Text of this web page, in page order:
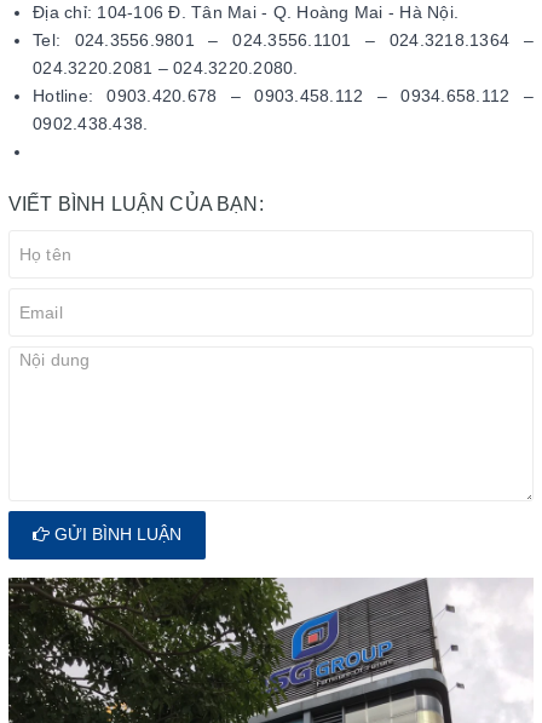
Địa chỉ: 104-106 Đ. Tân Mai - Q. Hoàng Mai - Hà Nội.
Tel: 024.3556.9801 – 024.3556.1101 – 024.3218.1364 –
024.3220.2081 – 024.3220.2080.
Hotline: 0903.420.678 – 0903.458.112 – 0934.658.112 –
0902.438.438.
VIẾT BÌNH LUẬN CỦA BẠN:
GỬI BÌNH LUẬN